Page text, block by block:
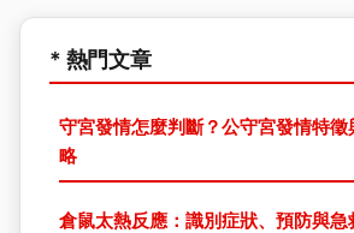
* 熱門文章
守宮發情怎麼判斷？公守宮發情特
略
倉鼠太熱反應：識別症狀、預防與急